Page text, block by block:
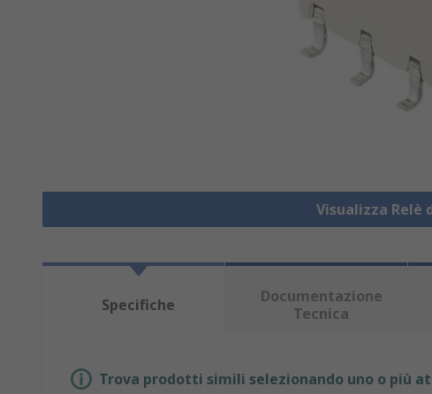
Visualizza Relè
Specifiche
Documentazione
Tecnica
Trova prodotti simili selezionando uno o più